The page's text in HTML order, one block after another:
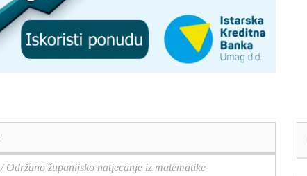
/Održano županijsko natjecanje iz matematike